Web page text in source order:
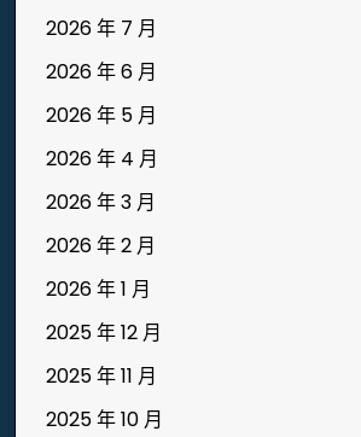
2026 年 7 月
2026 年 6 月
2026 年 5 月
2026 年 4 月
2026 年 3 月
2026 年 2 月
2026 年 1 月
2025 年 12 月
2025 年 11 月
2025 年 10 月